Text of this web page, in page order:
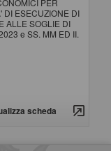
DI ESECUZIONE DI
ALLE SOGLIE DI
e SS. MM ED II.
scheda